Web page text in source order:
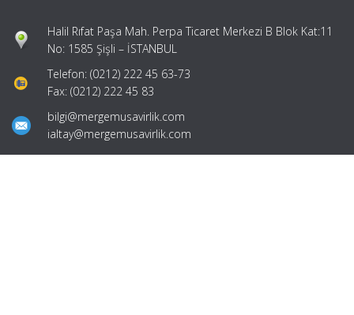
Halil Rıfat Paşa Mah. Perpa Ticaret Merkezi B Blok Kat:11
No: 1585 Şişli – İSTANBUL
Telefon: (0212) 222 45 63-73
Fax: (0212) 222 45 83
bilgi@mergemusavirlik.com
ialtay@mergemusavirlik.com